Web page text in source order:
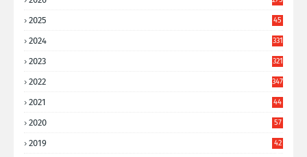
2025
45
2024 331
2023 321
2022 347
2021
44
2020
57
2019
42